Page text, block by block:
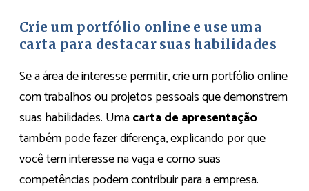
Crie um portfólio online e use uma
carta para destacar suas habilidades
Se a área de interesse permitir, crie um portfólio online
com trabalhos ou projetos pessoais que demonstrem
suas habilidades. Umacarta de apresentação
também pode fazer diferença, explicando por que
você tem interesse na vaga e como suas
competências podem contribuir para a empresa.